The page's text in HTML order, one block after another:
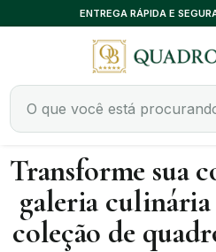
ENTREGA RÁPIDA E
Transforme sua
galeria culinária
coleção de